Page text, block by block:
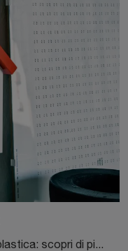
Complementi design e orologi in plastica: scopri di più sul modello Cu Cock di Magis e potrai impreziosire i tuoi locali.